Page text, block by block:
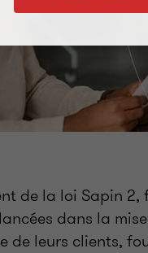
de la loi Sapin
dans la
de leurs clients,